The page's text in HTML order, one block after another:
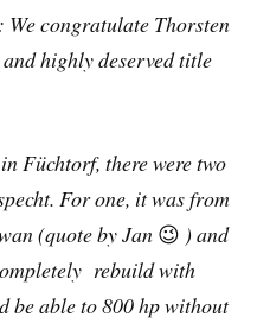
congratulate Thorsten
highly deserved title
Füchtorf, there were two
For one, it was from
(quote by Jan 😉 ) and
rebuild with
be able to 800 hp without